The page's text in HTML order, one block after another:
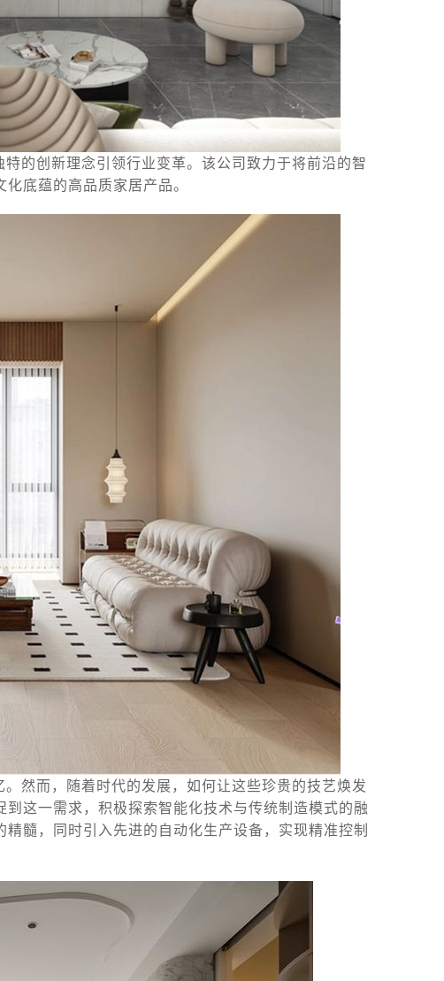
的创新理念引领行业变革。该公司致力于将前沿的智
底蕴的高品质家居产品。
然而，随着时代的发展，如何让这些珍贵的技艺焕发
这一需求，积极探索智能化技术与传统制造模式的融
髓，同时引入先进的自动化生产设备，实现精准控制